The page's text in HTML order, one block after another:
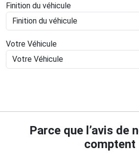
Finition du véhicule
Votre Véhicule
Parce que l’avis de
comptent